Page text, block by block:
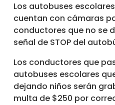
Los autobuses
cuentan con cámaras
conductores que no se
señal de STOP del
Los conductores que
autobuses escolares
dejando niños serán
multa de $250 por